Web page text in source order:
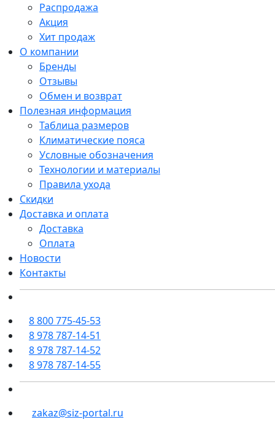
Распродажа
Акция
Хит продаж
О компании
Бренды
Отзывы
Обмен и возврат
Полезная информация
Таблица размеров
Климатические пояса
Условные обозначения
Технологии и материалы
Правила ухода
Скидки
Доставка и оплата
Доставка
Оплата
Новости
Контакты
8 800 775-45-53
8 978 787-14-51
8 978 787-14-52
8 978 787-14-55
zakaz@siz-portal.ru